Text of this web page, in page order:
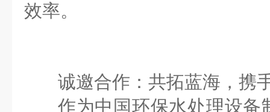
效率。
诚邀合作：共拓蓝海，携
作为中国环保水处理设备